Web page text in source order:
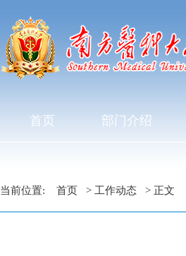
首页 部门介绍
当前位置: 首页 > 工作动态 > 正文